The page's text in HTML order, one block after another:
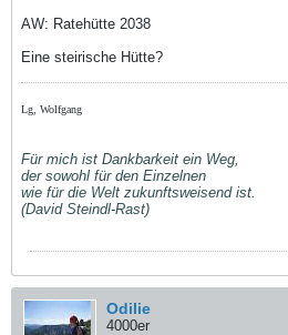
AW: Ratehütte 2038
Eine steirische Hütte?
Lg, Wolfgang
Für mich ist Dankbarkeit ein Weg,
der sowohl für den Einzelnen
wie für die Welt zukunftsweisend ist.
(David Steindl-Rast)
Odilie
4000er